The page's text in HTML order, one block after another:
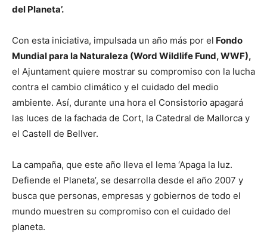
del Planeta’.
Con esta iniciativa, impulsada un año más por el Fondo
Mundial para la Naturaleza (Word Wildlife Fund, WWF),
el Ajuntament quiere mostrar su compromiso con la lucha
contra el cambio climático y el cuidado del medio
ambiente. Así, durante una hora el Consistorio apagará
las luces de la fachada de Cort, la Catedral de Mallorca y
el Castell de Bellver.
La campaña, que este año lleva el lema ‘Apaga la luz.
Defiende el Planeta’, se desarrolla desde el año 2007 y
busca que personas, empresas y gobiernos de todo el
mundo muestren su compromiso con el cuidado del
planeta.